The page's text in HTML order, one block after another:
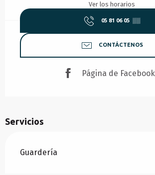
Ver los horarios
05 81 06 05 ▒▒
CONTÁCTENOS
Página de Facebook
Servicios
Guardería